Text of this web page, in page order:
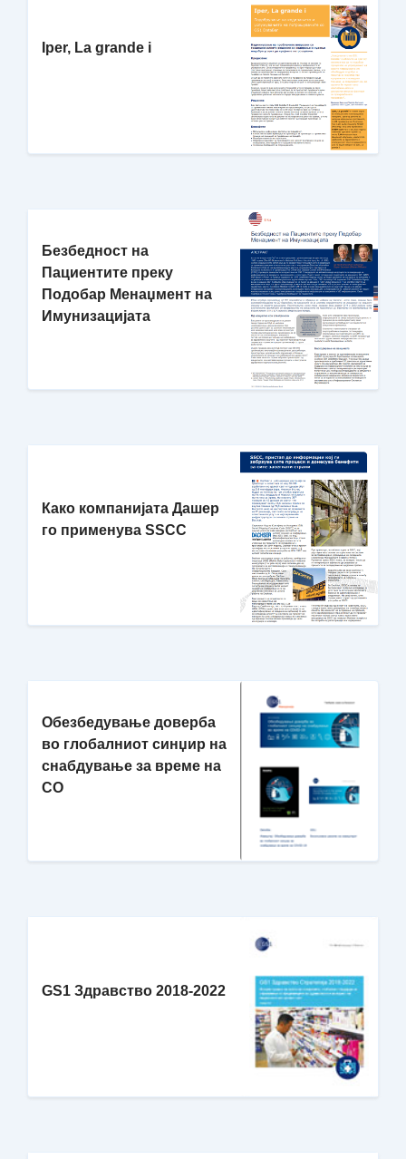
Iper, La grande i
Безбедност на
Пациентите преку
Подобар Менаџмент на
Имунизацијата
Како компанијата Дашер
го применува SSCC
Обезбедување доверба
во глобалниот синџир на
снабдување за време на
CO
GS1 Здравство 2018-2022